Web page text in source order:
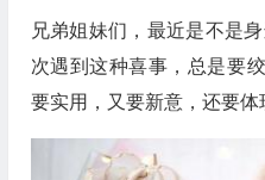
兄弟姐妹们，最近是不是
次遇到这种喜事，总是要
要实用，又要新意，还要体